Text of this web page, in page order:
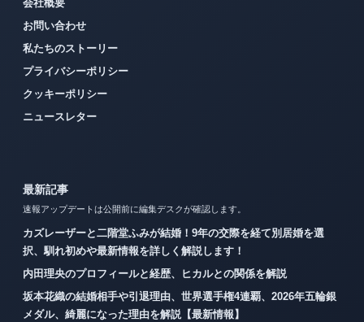
会社概要
お問い合わせ
私たちのストーリー
プライバシーポリシー
クッキーポリシー
ニュースレター
最新記事
速報アップデートは公開前に編集デスクが確認します。
カズレーザーと二階堂ふみが結婚！9年の交際を経て別居婚を選
択、馴れ初めや最新情報を詳しく解説します！
内田理央のプロフィールと経歴、ヒカルとの関係を解説
坂本花織の結婚相手や引退理由、世界選手権4連覇、2026年五輪銀
メダル、綺麗になった理由を解説【最新情報】